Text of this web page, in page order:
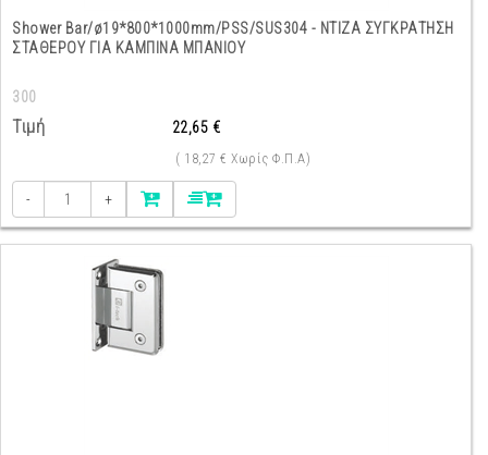
Shower Bar/ø19*800*1000mm/PSS/SUS304 - ΝΤΙΖΑ ΣΥΓΚΡΑΤΗΣΗ
ΣΤΑΘΕΡΟΥ ΓΙΑ ΚΑΜΠΙΝΑ ΜΠΑΝΙΟΥ
300
Τιμή 22,65 €
( 18,27 € Χωρίς Φ.Π.Α)
- +